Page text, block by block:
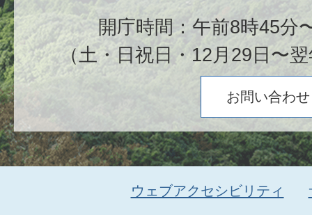
開庁時間：午前8時45分
（土・日祝日・12月29日〜
お問い合わせ
ウェブアクセシビリティ